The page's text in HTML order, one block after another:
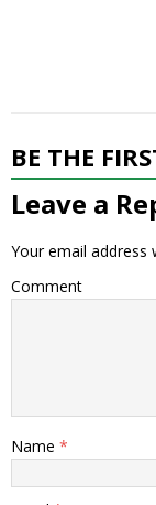
BE THE
Leave a
Your email address
Comment
Name *